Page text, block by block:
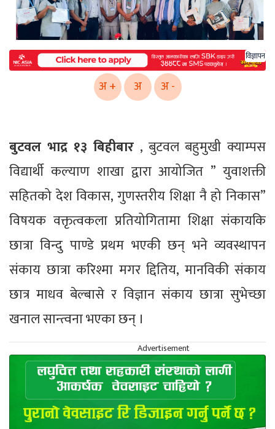
विज्ञापन
अ + अ अ -
बुटवल भाद्र १३ बिहीबार , बुटवल बहुमुखी क्याम्पस
विद्यार्थी कल्याण शाखा द्वारा आयोजित ” युवाशक्ती
सहितको देश विकास, गुणस्तरीय शिक्षा नै हो निकास”
विषयक वक्तृत्वकला प्रतियोगितामा शिक्षा संकायकि
छात्रा विन्दु पाण्डे प्रथम भएकी छन् भने व्यवस्थापन
संकाय छात्रा करिश्मा मगर द्दितिय, मानविकी संकाय
छात्र माधव बेल्बासे र विज्ञान संकाय छात्रा सुभेच्छा
खनाल सान्त्वना भएका छन् ।